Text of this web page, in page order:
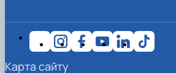
Карта сайту